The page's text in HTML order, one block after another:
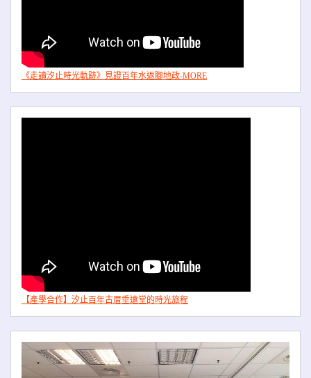
《走讀汐止時光軌跡》見證百年水返腳地政-MORE
【產學合作】汐止百年古厝垂遠堂的時光旅程